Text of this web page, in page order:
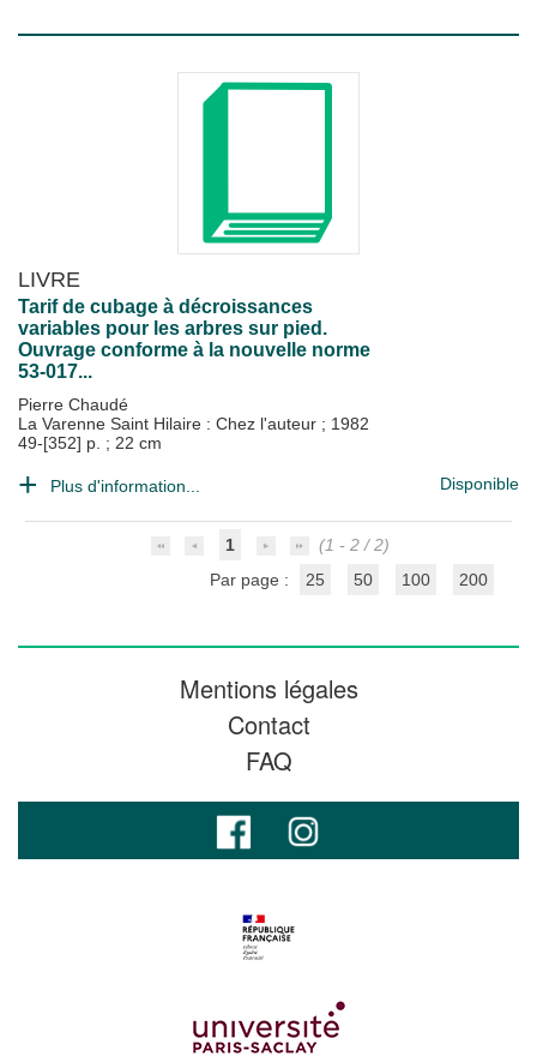
LIVRE
Tarif de cubage à décroissances
variables pour les arbres sur pied.
Ouvrage conforme à la nouvelle norme
53-017...
Pierre Chaudé
La Varenne Saint Hilaire : Chez l'auteur ; 1982
49-[352] p. ; 22 cm
Plus d'information... Disponible
1
(1 - 2 / 2)
Par page :
25 50 100 200
Mentions légales
Contact
FAQ